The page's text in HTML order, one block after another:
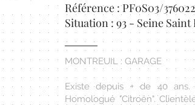
Référence : PF0S03/
Situation : 93 - Seine Saint
MONTREUIL : GARAGE
Existe depuis + de 40 ans.
Homologué "Citroën".